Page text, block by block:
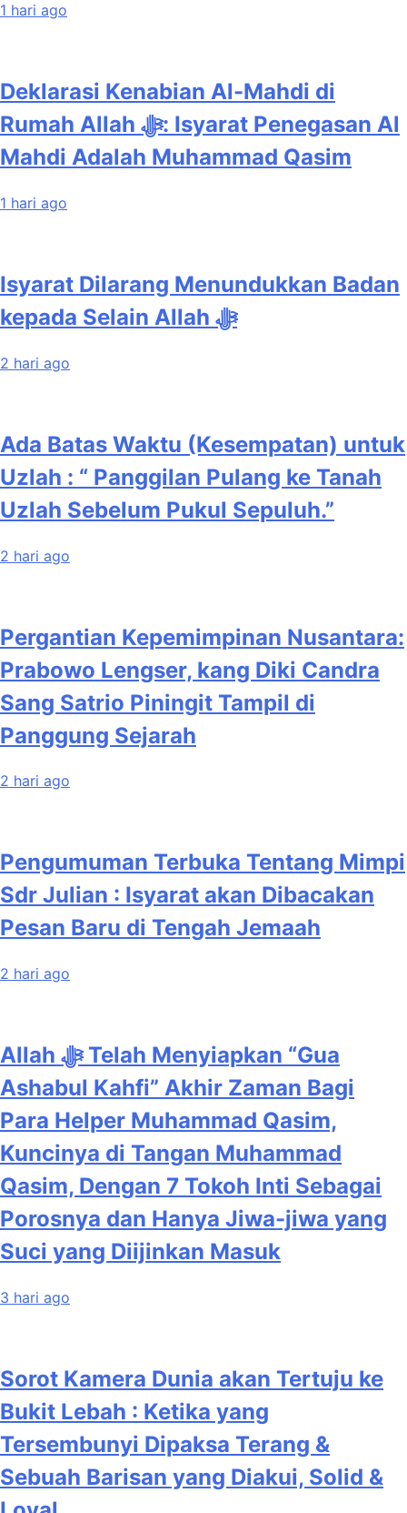
1 hari ago
Deklarasi Kenabian Al-Mahdi di
Rumah Allah ﷻ: Isyarat Penegasan Al
Mahdi Adalah Muhammad Qasim
1 hari ago
Isyarat Dilarang Menundukkan Badan
kepada Selain Allah ﷻ
2 hari ago
Ada Batas Waktu (Kesempatan) untuk
Uzlah : “ Panggilan Pulang ke Tanah
Uzlah Sebelum Pukul Sepuluh.”
2 hari ago
Pergantian Kepemimpinan Nusantara:
Prabowo Lengser, kang Diki Candra
Sang Satrio Piningit Tampil di
Panggung Sejarah
2 hari ago
Pengumuman Terbuka Tentang Mimpi
Sdr Julian : Isyarat akan Dibacakan
Pesan Baru di Tengah Jemaah
2 hari ago
Allah ﷻ Telah Menyiapkan “Gua
Ashabul Kahfi” Akhir Zaman Bagi
Para Helper Muhammad Qasim,
Kuncinya di Tangan Muhammad
Qasim, Dengan 7 Tokoh Inti Sebagai
Porosnya dan Hanya Jiwa-jiwa yang
Suci yang Diijinkan Masuk
3 hari ago
Sorot Kamera Dunia akan Tertuju ke
Bukit Lebah : Ketika yang
Tersembunyi Dipaksa Terang &
Sebuah Barisan yang Diakui, Solid &